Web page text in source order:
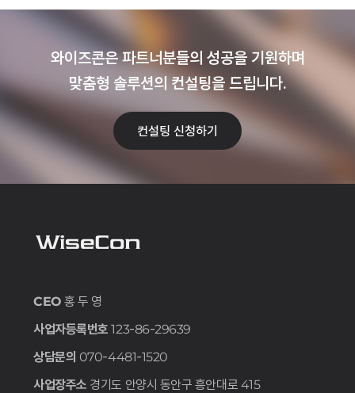
와이즈콘은 파트너분들의 성공을 기원하며
맞춤형 솔루션의 컨설팅을 드립니다.
컨설팅 신청하기
CEO 홍 두 영
사업자등록번호 123-86-29639
상담문의 070-4481-1520
사업장주소 경기도 안양시 동안구 흥안대로 415